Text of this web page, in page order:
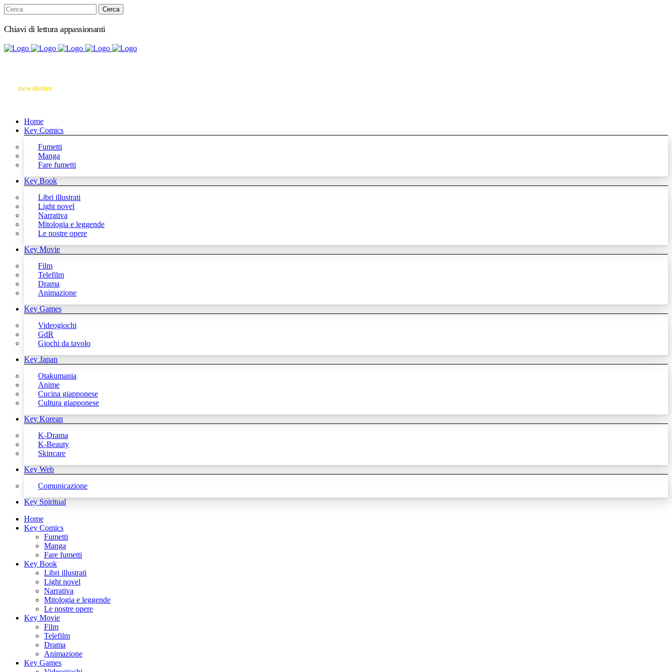
Chiavi di lettura appassionanti
newsletter
Home
Key Comics
Fumetti
Manga
Fare fumetti
Key Book
Libri illustrati
Light novel
Narrativa
Mitologia e leggende
Le nostre opere
Key Movie
Film
Telefilm
Drama
Animazione
Key Games
Videogiochi
GdR
Giochi da tavolo
Key Japan
Otakumania
Anime
Cucina giapponese
Cultura giapponese
Key Korean
K-Drama
K-Beauty
Skincare
Key Web
Comunicazione
Key Spiritual
Home
Key Comics
Fumetti
Manga
Fare fumetti
Key Book
Libri illustrati
Light novel
Narrativa
Mitologia e leggende
Le nostre opere
Key Movie
Film
Telefilm
Drama
Animazione
Key Games